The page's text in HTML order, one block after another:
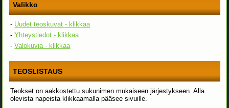
Valikko
- Uudet teoskuvat - klikkaa
-Yhteystiedot - klikkaa
-Valokuvia - klikkaa
TEOSLISTAUS
Teokset on aakkostettu sukunimen mukaiseen järjestykseen. Alla
olevista napeista klikkaamalla pääsee sivuille.